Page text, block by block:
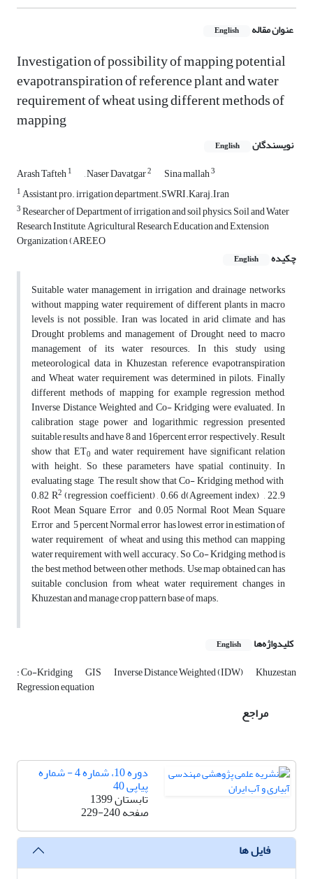
عنوان مقاله English
Investigation of possibility of mapping potential
evapotranspiration of reference plant and water
requirement of wheat using different methods of
mapping
نویسندگان English
Arash Tafteh1 , Naser Davatgar2 Sina mallah3
1Assistant pro. irrigation department.SWRI.Karaj.Iran
3Researcher of Department of irrigation and soil physics, Soil and Water
Research Institute, Agricultural Research Education and Extension
Organization (AREEO
چکیده
English
Suitable water management in irrigation and drainage networks
without mapping water requirement of different plants in macro
levels is not possible. Iran was located in arid climate and has
Drought problems and management of Drought, need to macro
management of its water resources. In this study using
meteorological data in Khuzestan, reference evapotranspiration
and Wheat water requirement was determined in pilots. Finally
different methods of mapping for example regression method,
Inverse Distance Weighted and Co- Kridging were evaluated. In
calibration stage power and logarithmic regression presented
suitable results and have 8 and 16percent error respectively. Result
show that ET0 and water requirement have significant relation
with height. So these parameters have spatial continuity. In
evaluating stage, The result show that Co- Kridging method with
0.82 R2(regression coefficient) , 0.66 d(Agreement index) , 22.9
Root Mean Square Error and 0.05 Normal Root Mean Square
Error and 5 percent Normal error has lowest error in estimation of
water requirement of wheat and using this method can mapping
water requirement with well accuracy. So Co- Kridging method is
the best method between other methods. Use map obtained can has
suitable conclusion from wheat water requirement changes in
Khuzestan and manage crop pattern base of maps.
کلیدواژه‌ها English
: Co-Kridging GIS Inverse Distance Weighted (IDW) Khuzestan
Regression equation
مراجع
دوره 10، شماره 4 - شماره
پیاپی 40
تابستان 1399
صفحه229-240
فایل ها